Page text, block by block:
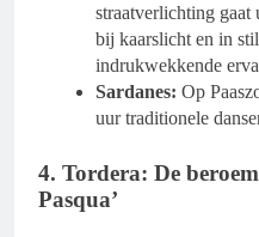
straatverlichting gaat
bij kaarslicht en in
indrukwekkende
Sardanes: Op
uur traditionele
​4. Tordera: De
Pasqua’